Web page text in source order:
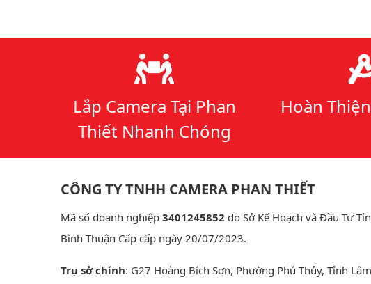
Lý do chọn chúng tôi
Lắp Camera Tại Phan
Thiết Nhanh Chóng
Hoàn
CÔNG TY TNHH CAMERA PHAN THIẾT
Mã số doanh nghiệp 3401245852 do Sở Kế Hoạch và Đầu Tư
Bình Thuận Cấp cấp ngày 20/07/2023.
Trụ sở chính: G27 Hoàng Bích Sơn, Phường Phú Thủy, Tỉnh Lâm